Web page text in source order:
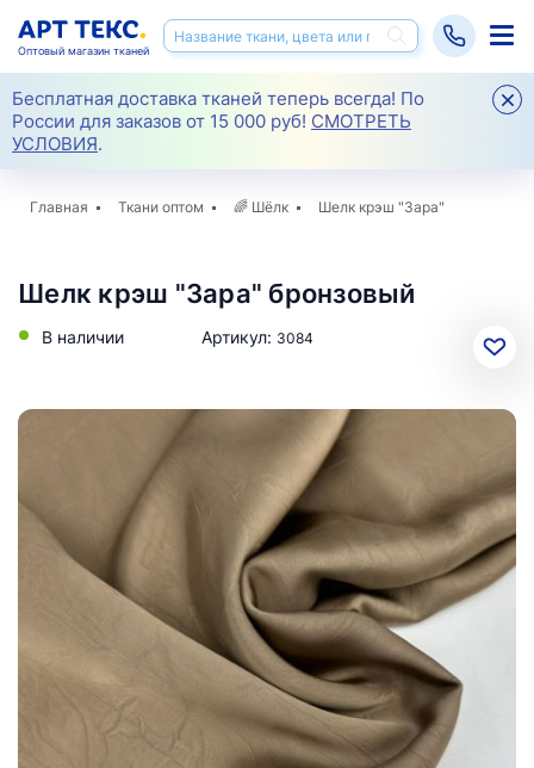
Бесплатная доставка тканей теперь всегда! По
России для заказов от 15 000 руб! СМОТРЕТЬ
УСЛОВИЯ.
Оптовый магазин тканей
Главная Ткани оптом 🌈 Шёлк Шелк крэш "Зара"
Шелк крэш "Зара" бронзовый
В наличии Артикул: 3084